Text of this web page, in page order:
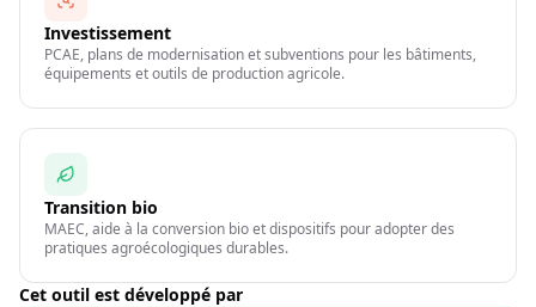
Investissement
PCAE, plans de modernisation et subventions pour les bâtiments,
équipements et outils de production agricole.
Transition bio
MAEC, aide à la conversion bio et dispositifs pour adopter des
pratiques agroécologiques durables.
Cet outil est développé par